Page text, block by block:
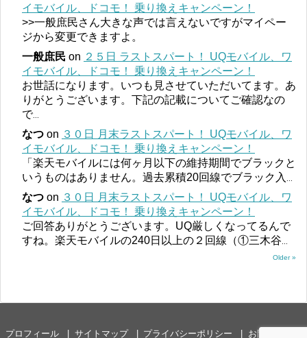
イモバイル、ドコモ！ 乗り換えキャンペーン！
>>一般庶民さん大きな声では言えないですがマイペー
ジから変更できますよ。
一般庶民 on ２５日 ラストスパート！ UQモバイル、ワ
イモバイル、ドコモ！ 乗り換えキャンペーン！
お世話になります。いつも見させていただいてます。あ
りがとうございます。下記の記載についてご確認なの
で...
なつ on ３０日 月末ラストスパート！ UQモバイル、ワ
イモバイル、ドコモ！ 乗り換えキャンペーン！
「楽天モバイルには何ヶ月以下の維持期間でブラックと
いうものはありません。過去累積20回線でブラック入
なつ on ３０日 月末ラストスパート！ UQモバイル、ワ
イモバイル、ドコモ！ 乗り換えキャンペーン！
ご回答ありがとうございます。UQ厳しくなってるんで
すね。楽天モバイルの240日以上の２回線（①三木谷
Older »
プロフィール サイトマップ プライバシーポリシー お問い合わせ